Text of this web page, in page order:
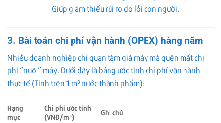
Giúp giảm thiểu rủi ro do lỗi con người.
3. Bài toán chi phí vận hành (OPEX) hàng năm
Nhiều doanh nghiệp chỉ quan tâm giá máy mà quên mất chi
phí “nuôi” máy. Dưới đây là bảng ước tính chi phí vận hành
thực tế (Tính trên 1 m³ nước thành phẩm):
Hạng
mục
Chi phí ước tính
(VNĐ/m³)
Ghi chú